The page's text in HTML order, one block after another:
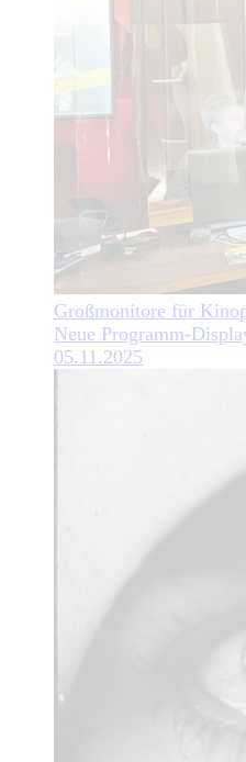
Großmonitore für
Neue Programm-
05.11.2025